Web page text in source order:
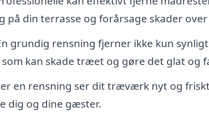
på din terrasse og forårsage skader
grundig rensning fjerner ikke kun
kan skade træet og gøre det glat og
en rensning ser dit træværk nyt og
dig og dine gæster.